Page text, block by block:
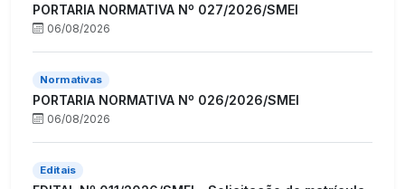
PORTARIA NORMATIVA Nº 027/2026/SMEI
06/08/2026
Normativas
PORTARIA NORMATIVA Nº 026/2026/SMEI
06/08/2026
Editais